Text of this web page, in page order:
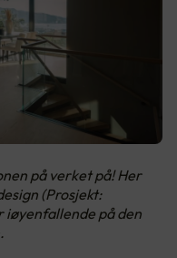
på verket på! Her
(Prosjekt:
iøyenfallende på den